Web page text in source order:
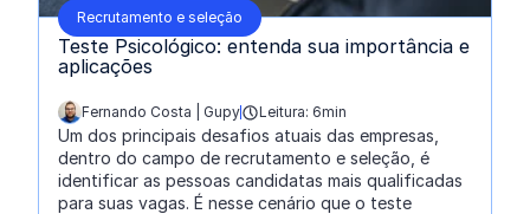
Recrutamento e seleção
Teste Psicológico: entenda sua importância e
aplicações
escrito por:
Fernando Costa | Gupy Leitura: 6min
Um dos principais desafios atuais das empresas,
dentro do campo de recrutamento e seleção, é
identificar as pessoas candidatas mais qualificadas
para suas vagas. É nesse cenário que o teste